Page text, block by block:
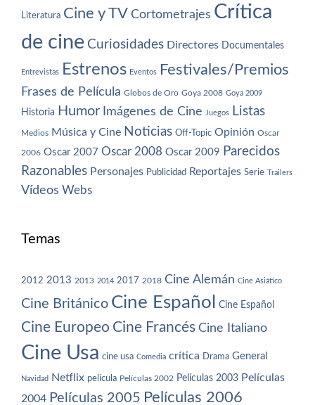
Literatura Cine y TV Cortometrajes Crítica
de cine Curiosidades Directores Documentales
Entrevistas Estrenos Eventos Festivales/Premios
Frases de Película Globos de Oro Goya 2008 Goya 2009
Historia Humor Imágenes de Cine Juegos Listas
Medios Música y Cine Noticias Off-Topic Opinión Oscar
2006 Oscar 2007 Oscar 2008 Oscar 2009 Parecidos
Razonables Personajes Publicidad Reportajes Serie Trailers
Vídeos Webs
Temas
2012 2013 2013 2014 2017 2018 Cine Alemán Cine Asiático
Cine Británico Cine Español Cine Español
Cine Europeo Cine Francés Cine Italiano
Cine Usa cine usa Comedia crítica Drama General
Navidad Netflix película Películas 2002 Películas 2003 Películas
2004 Películas 2005 Películas 2006